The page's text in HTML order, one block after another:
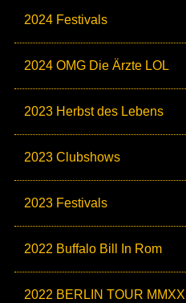
2024 Festivals
2024 OMG Die Ärzte LOL
2023 Herbst des Lebens
2023 Clubshows
2023 Festivals
2022 Buffalo Bill In Rom
2022 BERLIN TOUR MMXXII